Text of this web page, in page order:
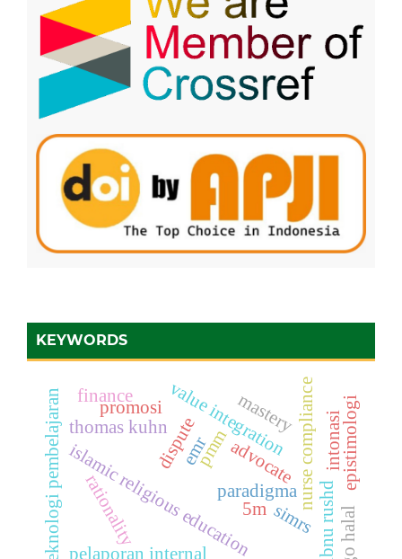
KEYWORDS
islamic religious education
emr advocate
disputepmm
teknologi pembelajaran value integrationnurse compliance
thomas kuhn
pelaporan internal ibnu rushd
paradigma
rationality
mastery
simrs logo halal
promosi
intonasi
5m
epistimologi
finance